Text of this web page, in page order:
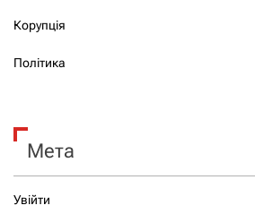
Корупція
Політика
Мета
Увійти